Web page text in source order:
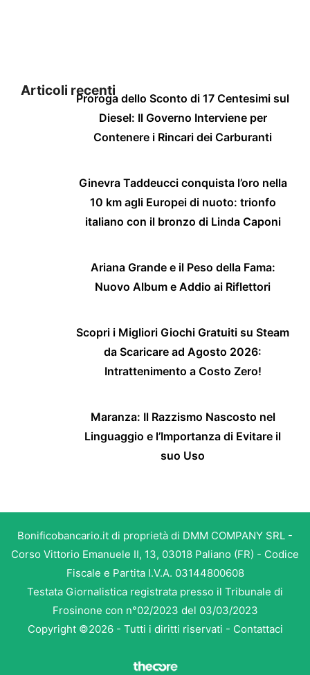
Articoli recentiProroga dello Sconto di 17 Centesimi sul
Diesel: Il Governo Interviene per
Contenere i Rincari dei Carburanti
Ginevra Taddeucci conquista l’oro nella
10 km agli Europei di nuoto: trionfo
italiano con il bronzo di Linda Caponi
Ariana Grande e il Peso della Fama:
Nuovo Album e Addio ai Riflettori
Scopri i Migliori Giochi Gratuiti su Steam
da Scaricare ad Agosto 2026:
Intrattenimento a Costo Zero!
Maranza: Il Razzismo Nascosto nel
Linguaggio e l’Importanza di Evitare il
suo Uso
Bonificobancario.it di proprietà di DMM COMPANY SRL -
Corso Vittorio Emanuele II, 13, 03018 Paliano (FR) - Codice
Fiscale e Partita I.V.A. 03144800608
Testata Giornalistica registrata presso il Tribunale di
Frosinone con n°02/2023 del 03/03/2023
Copyright ©2026 - Tutti i diritti riservati - Contattaci